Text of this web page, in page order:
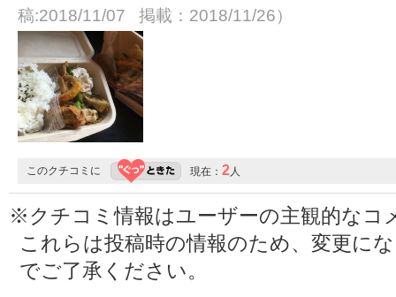
稿:2018/11/07 掲載：2018/11/26）
このクチコミに 現在： 2 人
※クチコミ情報はユーザーの主観的なコ
これらは投稿時の情報のため、変更に
でご了承ください。